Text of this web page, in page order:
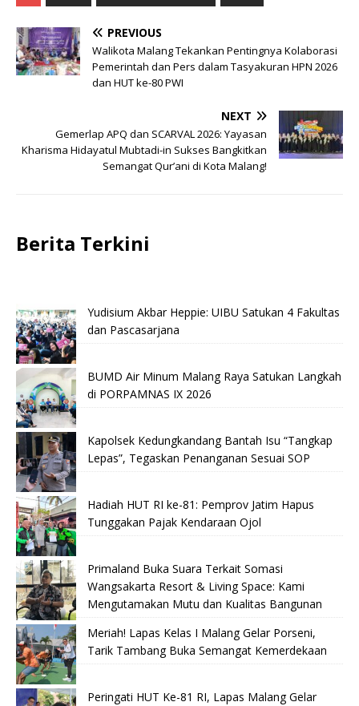
PREVIOUS
Walikota Malang Tekankan Pentingnya Kolaborasi
Pemerintah dan Pers dalam Tasyakuran HPN 2026
dan HUT ke-80 PWI
NEXT
Gemerlap APQ dan SCARVAL 2026: Yayasan
Kharisma Hidayatul Mubtadi-in Sukses Bangkitkan
Semangat Qur’ani di Kota Malang!
Berita Terkini
Yudisium Akbar Heppie: UIBU Satukan 4 Fakultas
dan Pascasarjana
BUMD Air Minum Malang Raya Satukan Langkah
di PORPAMNAS IX 2026
Kapolsek Kedungkandang Bantah Isu “Tangkap
Lepas”, Tegaskan Penanganan Sesuai SOP
Hadiah HUT RI ke-81: Pemprov Jatim Hapus
Tunggakan Pajak Kendaraan Ojol
Primaland Buka Suara Terkait Somasi
Wangsakarta Resort & Living Space: Kami
Mengutamakan Mutu dan Kualitas Bangunan
Meriah! Lapas Kelas I Malang Gelar Porseni,
Tarik Tambang Buka Semangat Kemerdekaan
Peringati HUT Ke-81 RI, Lapas Malang Gelar